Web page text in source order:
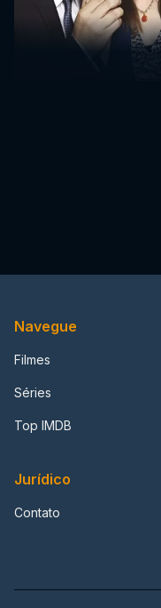
Navegue
Filmes
Séries
Top IMDB
Jurídico
Contato